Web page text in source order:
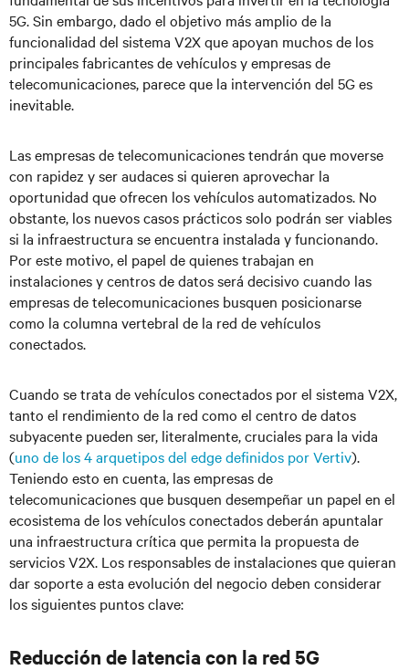
5G. Sin embargo, dado el objetivo más amplio de la
funcionalidad del sistema V2X que apoyan muchos de los
principales fabricantes de vehículos y empresas de
telecomunicaciones, parece que la intervención del 5G es
inevitable.
Las empresas de telecomunicaciones tendrán que moverse
con rapidez y ser audaces si quieren aprovechar la
oportunidad que ofrecen los vehículos automatizados. No
obstante, los nuevos casos prácticos solo podrán ser viables
si la infraestructura se encuentra instalada y funcionando.
Por este motivo, el papel de quienes trabajan en
instalaciones y centros de datos será decisivo cuando las
empresas de telecomunicaciones busquen posicionarse
como la columna vertebral de la red de vehículos
conectados.
Cuando se trata de vehículos conectados por el sistema V2X,
tanto el rendimiento de la red como el centro de datos
subyacente pueden ser, literalmente, cruciales para la vida
(uno de los 4 arquetipos del edge definidos por Vertiv).
Teniendo esto en cuenta, las empresas de
telecomunicaciones que busquen desempeñar un papel en el
ecosistema de los vehículos conectados deberán apuntalar
una infraestructura crítica que permita la propuesta de
servicios V2X. Los responsables de instalaciones que quieran
dar soporte a esta evolución del negocio deben considerar
los siguientes puntos clave:
Reducción de latencia con la red 5G